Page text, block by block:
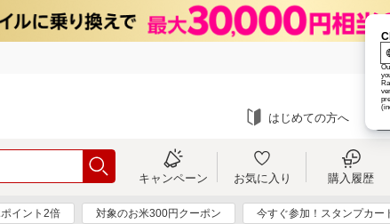
はじめての方へ
キャンペーン お気に入り 購入履歴
ポイント2倍 対象のお米300円クーポン 今すぐ参加！スタンプカー